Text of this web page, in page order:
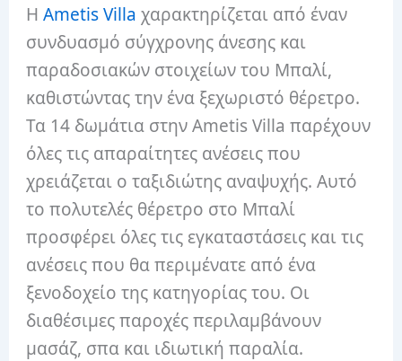
ΗAmetis Villa χαρακτηρίζεται από έναν
συνδυασμό σύγχρονης άνεσης και
παραδοσιακών στοιχείων του Μπαλί,
καθιστώντας την ένα ξεχωριστό θέρετρο.
Τα 14 δωμάτια στην Ametis Villa παρέχουν
όλες τις απαραίτητες ανέσεις που
χρειάζεται ο ταξιδιώτης αναψυχής. Αυτό
το πολυτελές θέρετρο στο Μπαλί
προσφέρει όλες τις εγκαταστάσεις και τις
ανέσεις που θα περιμένατε από ένα
ξενοδοχείο της κατηγορίας του. Οι
διαθέσιμες παροχές περιλαμβάνουν
μασάζ, σπα και ιδιωτική παραλία.